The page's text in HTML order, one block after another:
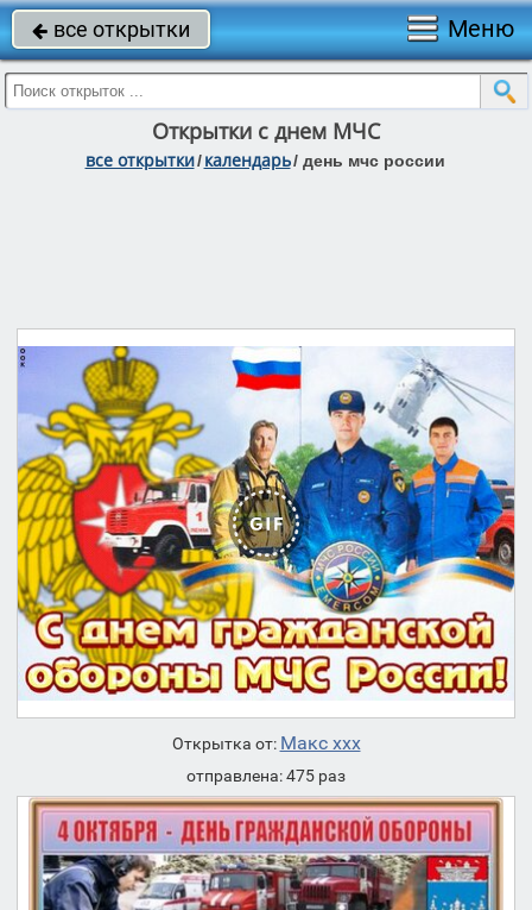
 все открытки Меню
Открытки с днем МЧС
все открытки/ календарь/ день мчс россии
Открытка от: Макс ххх
отправлена: 475 раз